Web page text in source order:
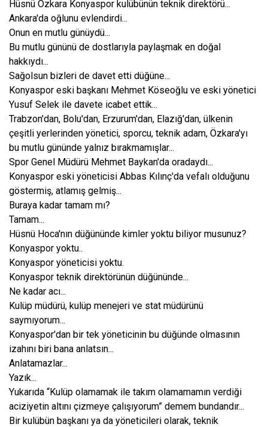
Hüsnü Özkara Konyaspor kulübünün teknik direktörü...
Ankara'da oğlunu evlendirdi...
Onun en mutlu günüydü...
Bu mutlu gününü de dostlarıyla paylaşmak en doğal
hakkıydı...
Sağolsun bizleri de davet etti düğüne...
Konyaspor eski başkanı Mehmet Köseoğlu ve eski yönetici
Yusuf Selek ile davete icabet ettik...
Trabzon'dan, Bolu'dan, Erzurum'dan, Elazığ'dan, ülkenin
çeşitli yerlerinden yönetici, sporcu, teknik adam, Özkara'yı
bu mutlu gününde yalnız bırakmamışlar...
Spor Genel Müdürü Mehmet Baykan'da oradaydı...
Konyaspor eski yöneticisi Abbas Kılınç'da vefalı olduğunu
göstermiş, atlamış gelmiş...
Buraya kadar tamam mı?
Tamam...
Hüsnü Hoca'nın düğününde kimler yoktu biliyor musunuz?
Konyaspor yoktu..
Konyaspor yöneticisi yoktu.
Konyaspor teknik direktörünün düğününde...
Ne kadar acı...
Kulüp müdürü, kulüp menejeri ve stat müdürünü
saymıyorum...
Konyaspor'dan bir tek yöneticinin bu düğünde olmasının
izahını biri bana anlatsın...
Anlatamazlar...
Yazık...
Yukarıda “Kulüp olamamak ile takım olamamamın verdiği
aciziyetin altını çizmeye çalışıyorum” demem bundandır...
Bir kulübün başkanı ya da yöneticileri olarak, teknik